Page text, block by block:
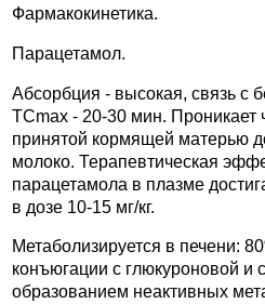
Фармакокинетика.
Парацетамол.
Абсорбция - высокая, связь с
TCmax - 20-30 мин.
принятой кормящей матерью
молоко. Терапевтическая
парацетамола в плазме
в дозе 10-15 мг/кг.
Метаболизируется в печени:
конъюгации с глюкуроновой и
образованием неактивных